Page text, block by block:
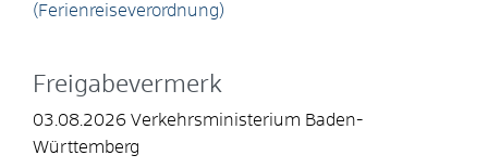
(Ferienreiseverordnung)
Freigabevermerk
03.08.2026 Verkehrsministerium Baden-
Württemberg